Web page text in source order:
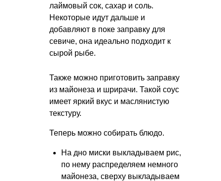
лаймовый сок, сахар и соль.
Некоторые идут дальше и
добавляют в поке заправку для
севиче, она идеально подходит к
сырой рыбе.
Также можно приготовить заправку
из майонеза и шрирачи. Такой соус
имеет яркий вкус и маслянистую
текстуру.
Теперь можно собирать блюдо.
На дно миски выкладываем рис,
по нему распределяем немного
майонеза, сверху выкладываем